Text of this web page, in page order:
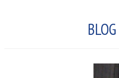
BLOG